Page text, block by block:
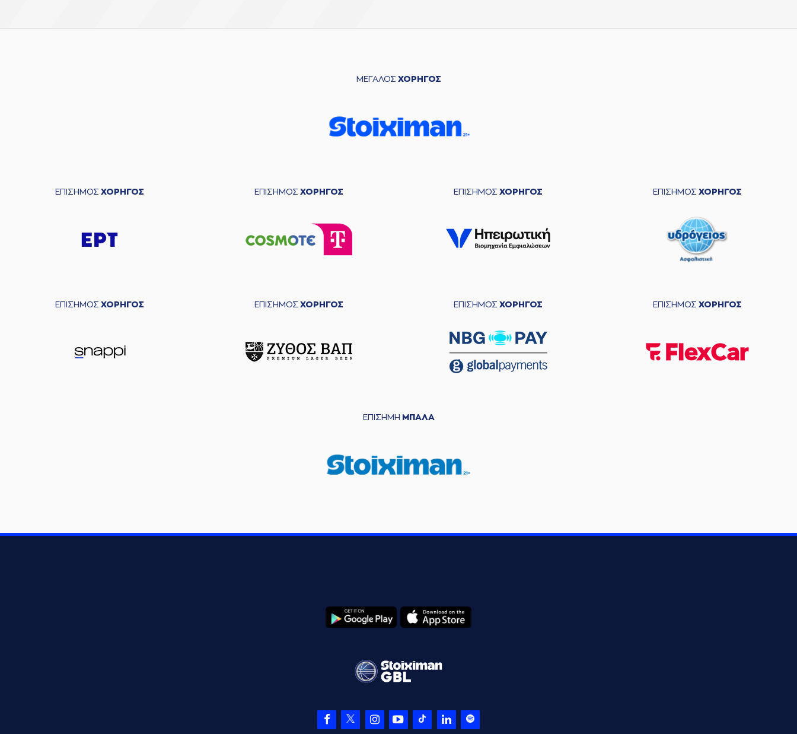
ΜΕΓΑΛΟΣ ΧΟΡΗΓΟΣ
ΕΠΙΣΗΜΟΣ ΧΟΡΗΓΟΣ ΕΠΙΣΗΜΟΣ ΧΟΡΗΓΟΣ ΕΠΙΣΗΜΟΣ ΧΟΡΗΓΟΣ ΕΠΙΣΗΜΟΣ ΧΟΡΗΓΟΣ
ΕΠΙΣΗΜΟΣ ΧΟΡΗΓΟΣ ΕΠΙΣΗΜΟΣ ΧΟΡΗΓΟΣ ΕΠΙΣΗΜΟΣ ΧΟΡΗΓΟΣ ΕΠΙΣΗΜΟΣ ΧΟΡΗΓΟΣ
ΕΠΙΣΗΜΗ ΜΠΑΛΑ